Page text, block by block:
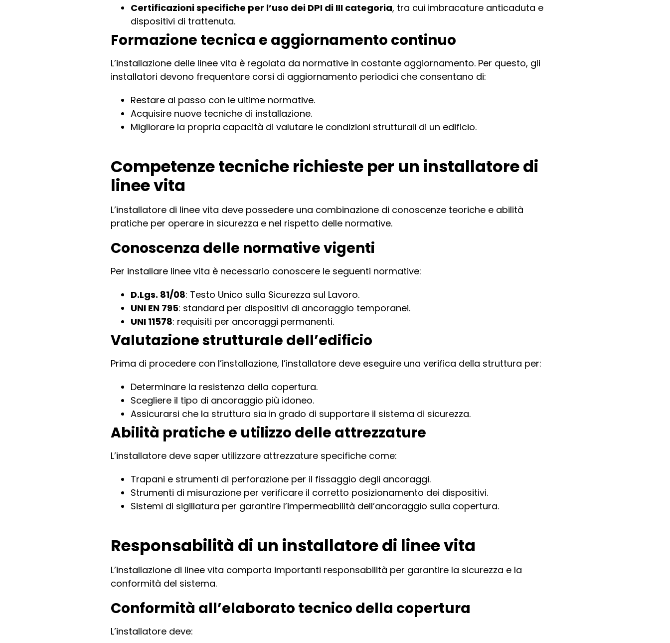
Certificazioni specifiche per l’uso dei DPI di III categoria, tra cui imbracature anticaduta e
dispositivi di trattenuta.
Formazione tecnica e aggiornamento continuo
L’installazione delle linee vita è regolata da normative in costante aggiornamento. Per questo, gli
installatori devono frequentare corsi di aggiornamento periodici che consentano di:
Restare al passo con le ultime normative.
Acquisire nuove tecniche di installazione.
Migliorare la propria capacità di valutare le condizioni strutturali di un edificio.
Competenze tecniche richieste per un installatore di
linee vita
L’installatore di linee vita deve possedere una combinazione di conoscenze teoriche e abilità
pratiche per operare in sicurezza e nel rispetto delle normative.
Conoscenza delle normative vigenti
Per installare linee vita è necessario conoscere le seguenti normative:
D.Lgs. 81/08: Testo Unico sulla Sicurezza sul Lavoro.
UNI EN 795: standard per dispositivi di ancoraggio temporanei.
UNI 11578: requisiti per ancoraggi permanenti.
Valutazione strutturale dell’edificio
Prima di procedere con l’installazione, l’installatore deve eseguire una verifica della struttura per:
Determinare la resistenza della copertura.
Scegliere il tipo di ancoraggio più idoneo.
Assicurarsi che la struttura sia in grado di supportare il sistema di sicurezza.
Abilità pratiche e utilizzo delle attrezzature
L’installatore deve saper utilizzare attrezzature specifiche come:
Trapani e strumenti di perforazione per il fissaggio degli ancoraggi.
Strumenti di misurazione per verificare il corretto posizionamento dei dispositivi.
Sistemi di sigillatura per garantire l’impermeabilità dell’ancoraggio sulla copertura.
Responsabilità di un installatore di linee vita
L’installazione di linee vita comporta importanti responsabilità per garantire la sicurezza e la
conformità del sistema.
Conformità all’elaborato tecnico della copertura
L’installatore deve: